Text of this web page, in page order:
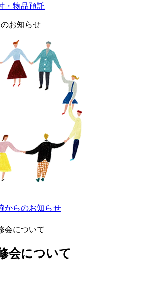
・物品預託
お知らせ
からのお知らせ
会について
会について